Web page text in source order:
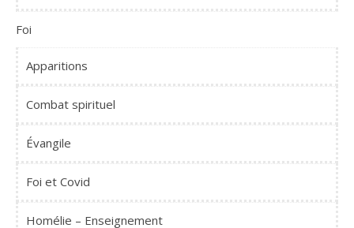
Foi
Apparitions
Combat spirituel
Évangile
Foi et Covid
Homélie – Enseignement